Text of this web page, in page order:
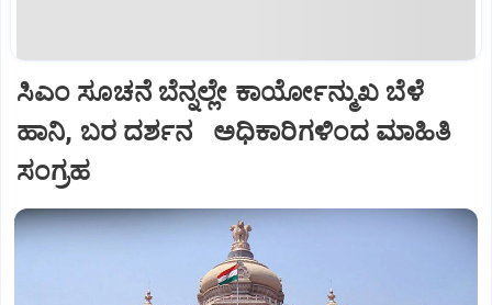
ಸಿಎಂ ಸೂಚನೆ ಬೆನ್ನಲ್ಲೇ ಕಾರ್ಯೋನ್ಮುಖ ಬೆಳೆ
ಹಾನಿ, ಬರ ದರ್ಶನ ಅಧಿಕಾರಿಗಳಿಂದ ಮಾಹಿತಿ
ಸಂಗ್ರಹ